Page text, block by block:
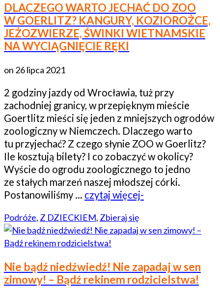
DLACZEGO WARTO JECHAĆ DO ZOO
W GOERLITZ? KANGURY, KOZIOROŻCE,
JEŻOZWIERZE, ŚWINKI WIETNAMSKIE
NA WYCIĄGNIĘCIE RĘKI
on 26 lipca 2021
2 godziny jazdy od Wrocławia, tuż przy
zachodniej granicy, w przepięknym mieście
Goertlitz mieści się jeden z mniejszych ogrodów
zoologiczny w Niemczech. Dlaczego warto
tu przyjechać? Z czego słynie ZOO w Goerlitz?
Ile kosztują bilety? I co zobaczyć w okolicy?
Wyście do ogrodu zoologicznego to jedno
ze stałych marzeń naszej młodszej córki.
Postanowiliśmy … czytaj więcej-
Podróże, Z DZIECKIEM, Zbieraj się
Nie bądź niedźwiedź! Nie zapadaj w sen
zimowy! – Bądź rekinem rodzicielstwa!